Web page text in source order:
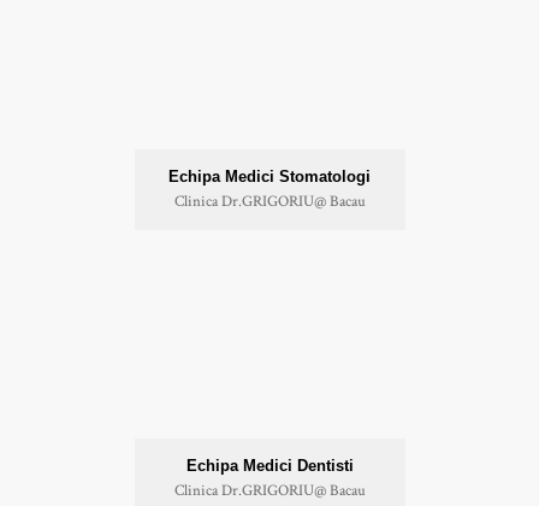
Echipa Medici Stomatologi
Clinica Dr.GRIGORIU@ Bacau
Echipa Medici Dentisti
Clinica Dr.GRIGORIU@ Bacau